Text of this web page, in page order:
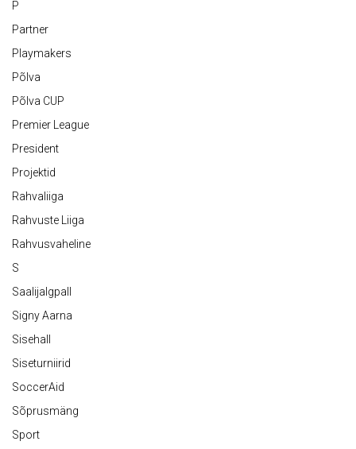
P
Partner
Playmakers
Põlva
Põlva CUP
Premier League
President
Projektid
Rahvaliiga
Rahvuste Liiga
Rahvusvaheline
S
Saalijalgpall
Signy Aarna
Sisehall
Siseturniirid
SoccerAid
Sõprusmäng
Sport